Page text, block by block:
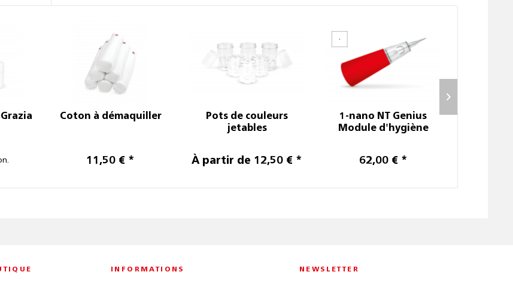
Coton à démaquiller
11,50 € *
Pots de couleurs
jetables
À partir de 12,50 € *
1-nano NT Genius
Module d'hygiène
62,00 € *
INFORMATIONS NEWSLETTER